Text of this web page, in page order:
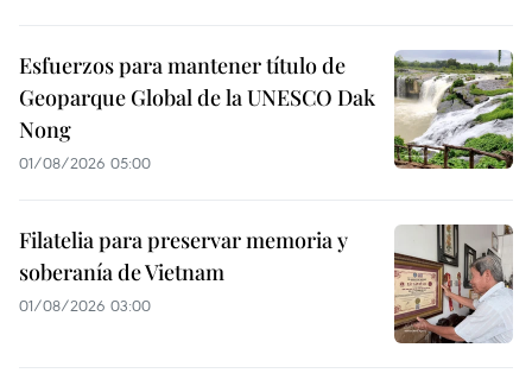
Esfuerzos para mantener título de
Geoparque Global de la UNESCO Dak
Nong
01/08/2026 05:00
Filatelia para preservar memoria y
soberanía de Vietnam
01/08/2026 03:00